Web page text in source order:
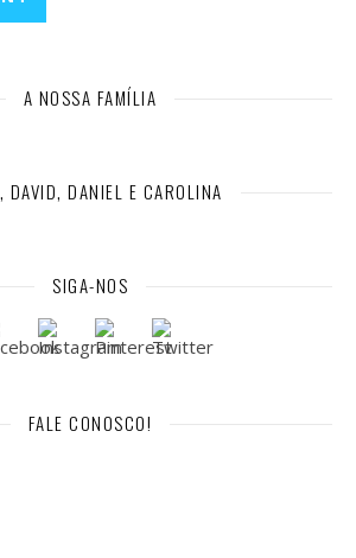
A NOSSA FAMÍLIA
DAVID, DANIEL E CAROLINA
SIGA-NOS
FALE CONOSCO!